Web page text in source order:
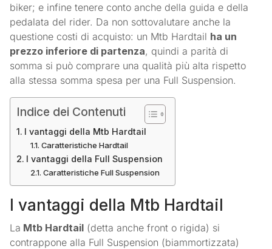
biker; e infine tenere conto anche della guida e della
pedalata del rider. Da non sottovalutare anche la
questione costi di acquisto: un Mtb Hardtail ha un
prezzo inferiore di partenza, quindi a parità di
somma si può comprare una qualità più alta rispetto
alla stessa somma spesa per una Full Suspension.
Indice dei Contenuti
I vantaggi della Mtb Hardtail
Caratteristiche Hardtail
I vantaggi della Full Suspension
Caratteristiche Full Suspension
I vantaggi della Mtb Hardtail
La Mtb Hardtail (detta anche front o rigida) si
contrappone alla Full Suspension (biammortizzata)